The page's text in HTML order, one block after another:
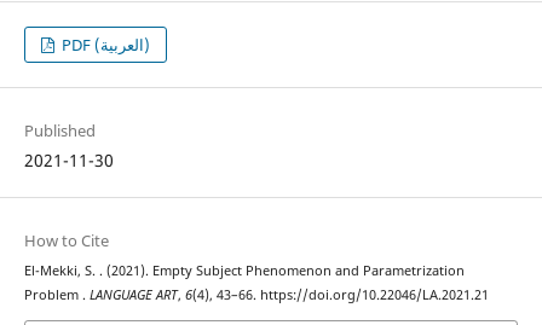
PDF (العربية)
Published
2021-11-30
How to Cite
El-Mekki, S. . (2021). Empty Subject Phenomenon and Parametrization
Problem . LANGUAGE ART, 6(4), 43–66. https://doi.org/10.22046/LA.2021.21